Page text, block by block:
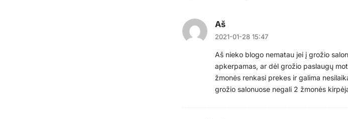
Aš
2021-01-28 15:47
Aš nieko blogo nematau jei į grožio
apkerpamas, ar dėl grožio paslaugų
žmonės renkasi prekes ir galima
grožio salonuose negali 2 žmonės